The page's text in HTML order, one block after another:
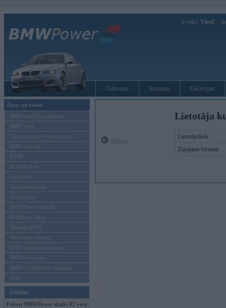
Sveiks, Viesi!
Galvenā Forums Galerijas
Ziņas un raksti
BMW modeļu jaunumi
BMW testi
Tehnoloģijas & sasniegumi
BMW Latvijā
MINI
Rolls-Royce
Pasākumi
Vadāmības tests
Autosports
BMWPower aktuāli
Reklāmas raksti
Mēneša BMW
Sērijveida tūnings
BMW pasaules jaunumi
BMW koncepti
BMW konkurentu jaunumi
Moto
Online
Pašreiz BMWPower skatās 82 viesi
Lietotāja
Lietotājvārds:
Ziņojumi forumā: